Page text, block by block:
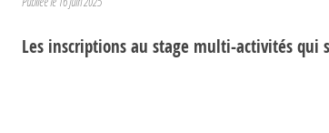
Les inscriptions au stage multi-activités